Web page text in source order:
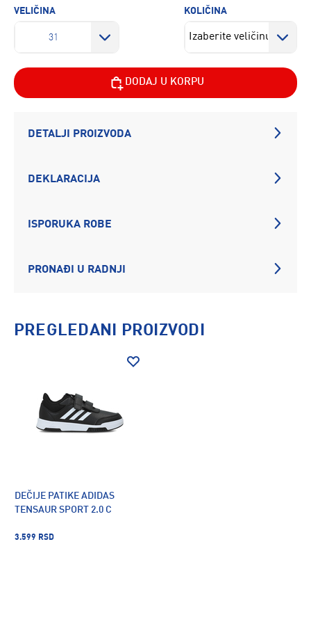
VELIČINA
31
KOLIČINA
DODAJ U KORPU
DETALJI PROIZVODA
DEKLARACIJA
ISPORUKA ROBE
PRONAĐI U RADNJI
PREGLEDANI PROIZVODI
DEČIJE PATIKE ADIDAS
TENSAUR SPORT 2.0 C
3.599 RSD